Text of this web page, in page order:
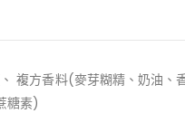
複方香料(麥芽糊精、奶油
糖素)